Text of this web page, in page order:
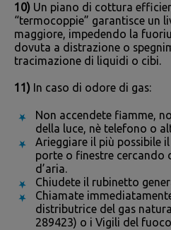
10) Un piano di cottura
“termocoppie” garantisce un
maggiore, impedendo la
dovuta a distrazione o
tracimazione di liquidi o cibi.
11) In caso di odore di gas:
Non accendete fiamme,
della luce, nè telefono o
Arieggiare il più possibile
porte o finestre cercando
d’aria.
Chiudete il rubinetto
Chiamate
distributrice del gas
289423) o i Vigili del